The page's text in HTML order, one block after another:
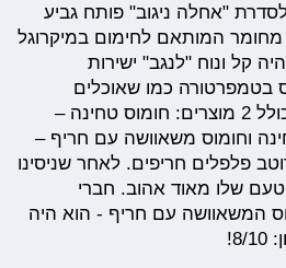
"אחלה ניגוב" פותח גביע
מחומר המותאם לחימום במיקרוגל
קל ונוח "לנגב" ישירות
בטמפרטורה כמו שאוכלים
בחומסייה. "אחלה ניגוב" כולל 2 מוצרים: חומוס טחינה –
וחומוס משאוושה עם חריף –
פלפלים חריפים. לאחר שניסינו
שלו מאוד אהוב. חברי
המשאוושה עם חריף - הוא היה